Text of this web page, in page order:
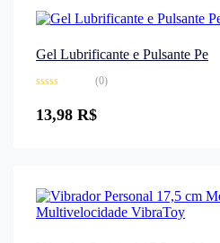
Gel Lubrificante e Pulsante Pe
0
de
(0)
13,98 R$